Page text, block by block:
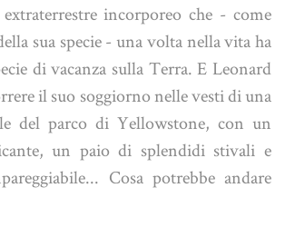
incorporeo che - come
sua specie - una volta nella vita ha
di vacanza sulla Terra. E Leonard
il suo soggiorno nelle vesti di una
del parco di Yellowstone, con un
un paio di splendidi stivali e
Cosa potrebbe andare